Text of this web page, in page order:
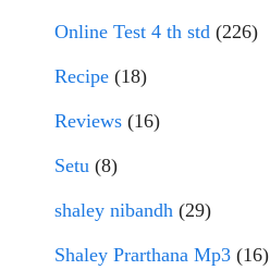
Online Test 4 th std (226)
Recipe (18)
Reviews (16)
Setu (8)
shaley nibandh (29)
Shaley Prarthana Mp3 (16)